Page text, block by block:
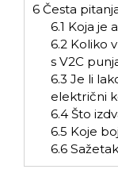
6 Česta
6.1 Koja je
6.2Koliko
s V2C
6.3 Je li
električni
6.4Što
6.5 Koje
6.6